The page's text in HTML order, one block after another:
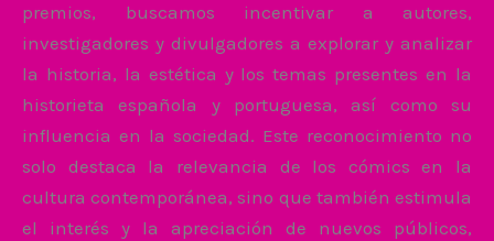
premios, buscamos incentivar a autores,
investigadores y divulgadores a explorar y analizar
la historia, la estética y los temas presentes en la
historieta española y portuguesa, así como su
influencia en la sociedad. Este reconocimiento no
solo destaca la relevancia de los cómics en la
cultura contemporánea, sino que también estimula
el interés y la apreciación de nuevos públicos,